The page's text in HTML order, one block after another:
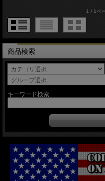
1 / 1ペ
商品検索
キーワード検索